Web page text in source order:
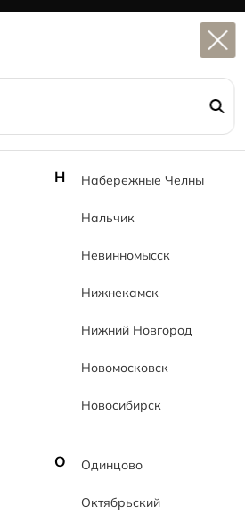
Brown MT
Н Набережные Челны
Нальчик
Невинномысск
Нижнекамск
Нижний Новгород
Новомосковск
Новосибирск
О Одинцово
Октябрьский